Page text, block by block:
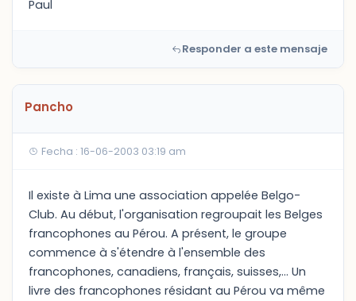
Paul
Responder a este mensaje
Pancho
Fecha : 16-06-2003 03:19 am
Il existe à Lima une association appelée Belgo-
Club. Au début, l'organisation regroupait les Belges
francophones au Pérou. A présent, le groupe
commence à s'étendre à l'ensemble des
francophones, canadiens, français, suisses,... Un
livre des francophones résidant au Pérou va même